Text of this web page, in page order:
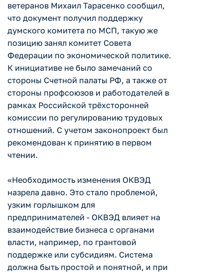
ветеранов Михаил Тарасенко сообщил,
что документ получил поддержку
думского комитета по МСП, такую же
позицию занял комитет Совета
Федерации по экономической политике.
К инициативе не было замечаний со
стороны Счетной палаты РФ, а также от
стороны профсоюзов и работодателей в
рамках Российской трёхсторонней
комиссии по регулированию трудовых
отношений. С учетом законопроект был
рекомендован к принятию в первом
чтении.
«Необходимость изменения ОКВЭД
назрела давно. Это стало проблемой,
узким горлышком для
предпринимателей - ОКВЭД влияет на
взаимодействие бизнеса с органами
власти, например, по грантовой
поддержке или субсидиям. Система
должна быть простой и понятной, и при